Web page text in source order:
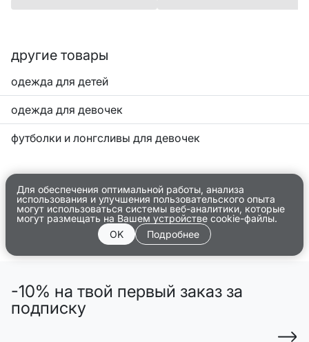
другие товары
одежда для детей
одежда для девочек
футболки и лонгсливы для девочек
Для обеспечения оптимальной работы, анализа
использования и улучшения пользовательского опыта
могут использоваться системы веб-аналитики, которые
могут размещать на Вашем устройстве cookie-файлы.
OK
Подробнее
-10% на твой первый заказ за
подписку